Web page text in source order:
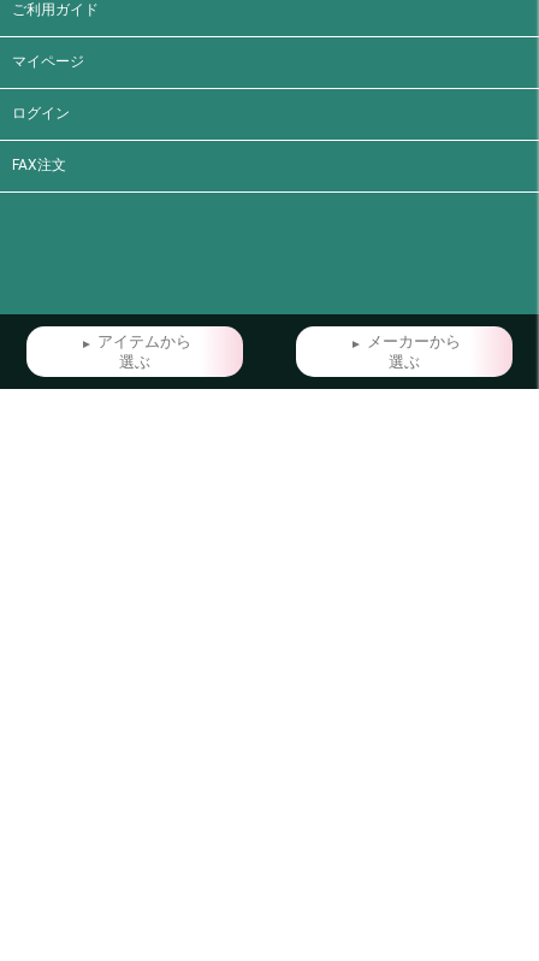
ご利用ガイド
マイページ
ログイン
FAX注文
アイテムから
選ぶ
メーカーから
選ぶ